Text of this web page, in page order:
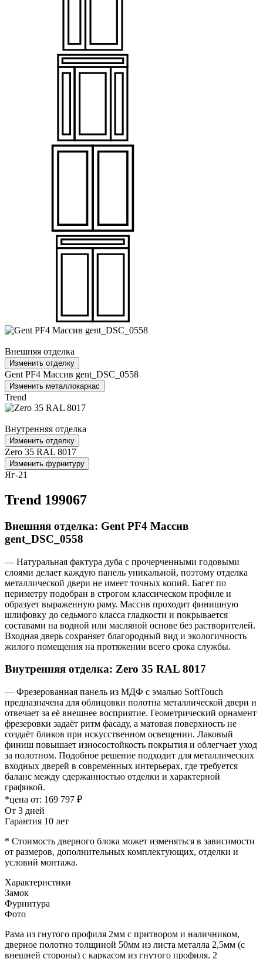
Внешняя отделка
Изменить отделку
Gent PF4 Массив gent_DSC_0558
Изменить металлокаркас
Trend
Внутренняя отделка
Изменить отделку
Zero 35 RAL 8017
Изменить фурнитуру
Яг-21
Trend 199067
Внешняя отделка: Gent PF4 Массив
gent_DSC_0558
— Натуральная фактура дуба с прочерченными годовыми
слоями делает каждую панель уникальной, поэтому отделка
металлической двери не имеет точных копий. Багет по
периметру подобран в строгом классическом профиле и
образует выраженную раму. Массив проходит финишную
шлифовку до седьмого класса гладкости и покрывается
составами на водной или масляной основе без растворителей.
Входная дверь сохраняет благородный вид и экологичность
жилого помещения на протяжении всего срока службы.
Внутренняя отделка: Zero 35 RAL 8017
— Фрезерованная панель из МДФ с эмалью SoftTouch
предназначена для облицовки полотна металлической двери и
отвечает за её внешнее восприятие. Геометрический орнамент
фрезеровки задаёт ритм фасаду, а матовая поверхность не
создаёт бликов при искусственном освещении. Лаковый
финиш повышает износостойкость покрытия и облегчает уход
за полотном. Подобное решение подходит для металлических
входных дверей в современных интерьерах, где требуется
баланс между сдержанностью отделки и характерной
графикой.
*цена от: 169 797 ₽
От 3 дней
Гарантия 10 лет
* Стоимость дверного блока может изменяться в зависимости
от размеров, дополнительных комплектующих, отделки и
условий монтажа.
Характеристики
Замок
Фурнитура
Фото
Рама из гнутого профиля 2мм с притвором и наличником,
дверное полотно толщиной 50мм из листа металла 2,5мм (с
внешней стороны) c каркасом из гнутого профиля. 2